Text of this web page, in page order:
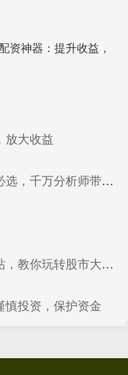
资神器：提升收益，
放大收益
分析师带你赚翻天！
玩转股市大赚特赢！
慎投资，保护资金